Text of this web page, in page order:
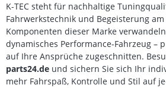
K-TEC steht für nachhaltige
Fahrwerkstechnik und Begeisterung
Komponenten dieser Marke
dynamisches Performance-Fahrzeug –
auf Ihre Ansprüche zugeschnitten.
parts24.de und sichern Sie sich Ihr
mehr Fahrspaß, Kontrolle und Stil auf